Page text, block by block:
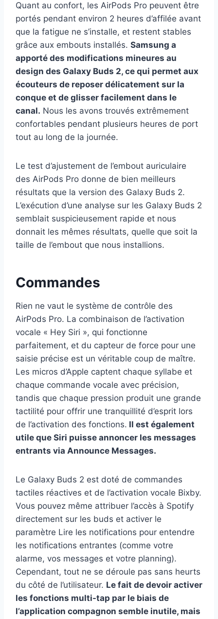
Quant au confort, les AirPods Pro peuvent être
portés pendant environ 2 heures d’affilée avant
que la fatigue ne s’installe, et restent stables
grâce aux embouts installés. Samsung a
apporté des modifications mineures au
design des Galaxy Buds 2, ce qui permet aux
écouteurs de reposer délicatement sur la
conque et de glisser facilement dans le
canal. Nous les avons trouvés extrêmement
confortables pendant plusieurs heures de port
tout au long de la journée.
Le test d’ajustement de l’embout auriculaire
des AirPods Pro donne de bien meilleurs
résultats que la version des Galaxy Buds 2.
L’exécution d’une analyse sur les Galaxy Buds 2
semblait suspicieusement rapide et nous
donnait les mêmes résultats, quelle que soit la
taille de l’embout que nous installions.
Commandes
Rien ne vaut le système de contrôle des
AirPods Pro. La combinaison de l’activation
vocale « Hey Siri », qui fonctionne
parfaitement, et du capteur de force pour une
saisie précise est un véritable coup de maître.
Les micros d’Apple captent chaque syllabe et
chaque commande vocale avec précision,
tandis que chaque pression produit une grande
tactilité pour offrir une tranquillité d’esprit lors
de l’activation des fonctions. Il est également
utile que Siri puisse annoncer les messages
entrants via Announce Messages.
Le Galaxy Buds 2 est doté de commandes
tactiles réactives et de l’activation vocale Bixby.
Vous pouvez même attribuer l’accès à Spotify
directement sur les buds et activer le
paramètre Lire les notifications pour entendre
les notifications entrantes (comme votre
alarme, vos messages et votre planning).
Cependant, tout ne se déroule pas sans heurts
du côté de l’utilisateur. Le fait de devoir activer
les fonctions multi-tap par le biais de
l’application compagnon semble inutile, mais